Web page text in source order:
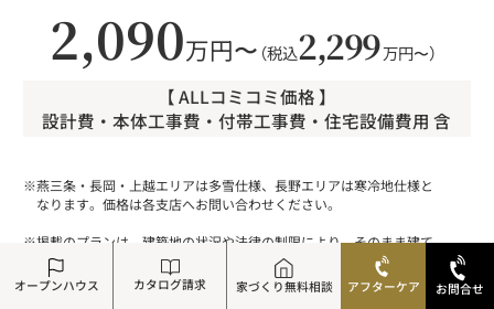
オープンハウス カタログ請求 家づくり無料相談 アフターケア お問合せ
2,090万円〜（税込2,299万円〜）
【 ALLコミコミ価格 】
設計費・本体工事費・付帯工事費・住宅設備費用 含
※燕三条・長岡・上越エリアは多雪仕様、長野エリアは寒冷地仕様と
なります。価格は各支店へお問い合わせください。
※掲載のプランは、建築地の状況や法律の制限により、そのまま建て
られない場合があります。お客様の土地に合わせた最適なプランを
ご提案いたしますので、詳しくはお気軽にご相談ください。